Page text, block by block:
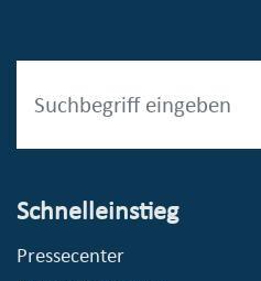
Schnelleinstieg
Pressecenter